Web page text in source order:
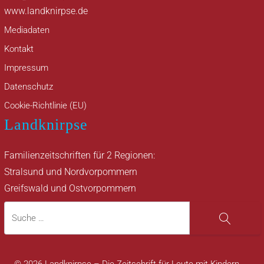
www.landknirpse.de
Mediadaten
Kontakt
Impressum
Datenschutz
Cookie-Richtlinie (EU)
Landknirpse
Familienzeitschriften für 2 Regionen:
Stralsund und Nordvorpommern
Greifswald und Ostvorpommern
Suche
Suche